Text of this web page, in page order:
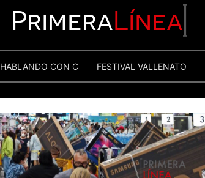
PrimeraLínea
HABLANDO CON C FESTIVAL VALLENATO